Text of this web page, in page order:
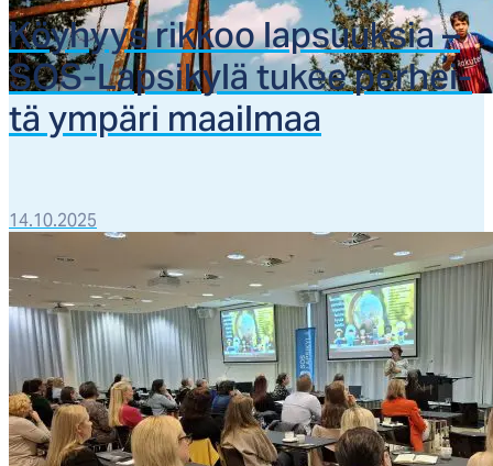
Köy­hyys rik­koo lap­suuk­sia –
SOS-Lap­si­ky­lä tu­kee per­hei­
tä ym­pä­ri maail­maa
14.10.2025